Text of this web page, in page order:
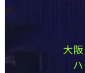
大